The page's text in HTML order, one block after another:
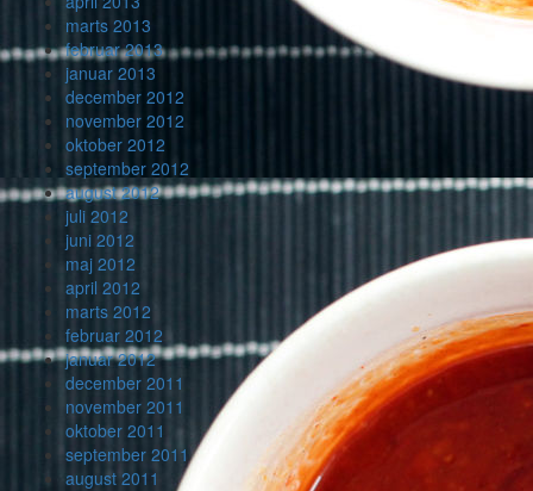
marts 2013
februar 2013
januar 2013
december 2012
november 2012
oktober 2012
september 2012
august 2012
juli 2012
juni 2012
maj 2012
april 2012
marts 2012
februar 2012
januar 2012
december 2011
november 2011
oktober 2011
september 2011
august 2011